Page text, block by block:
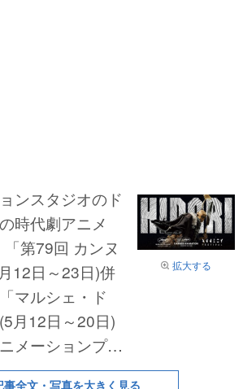
拡大する
ンスタジオのド
時代劇アニメ
「第79回 カンヌ
12日～23日)併
マルシェ・ド
月12日～20日)
メーションプロ
Animation」の
事全文・写真を大きく見る